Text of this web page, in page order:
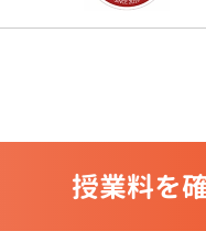
授業料を